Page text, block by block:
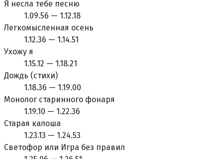
Я несла тебе песню
1.09.56 — 1.12.18
Легкомысленная осень
1.12.36 — 1.14.51
Ухожу я
1.15.12 — 1.18.21
Дождь (стихи)
1.18.36 — 1.19.00
Монолог старинного фонаря
1.19.10 — 1.22.36
Старая калоша
1.23.13 — 1.24.53
Светофор или Игра без правил